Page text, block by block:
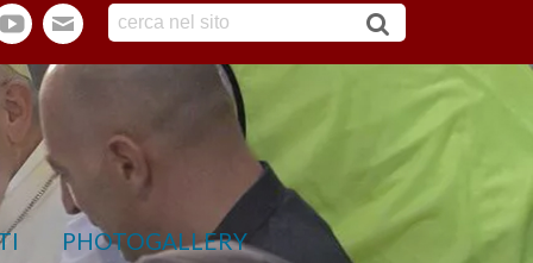
youtubewebmail
PHOTOGALLERY